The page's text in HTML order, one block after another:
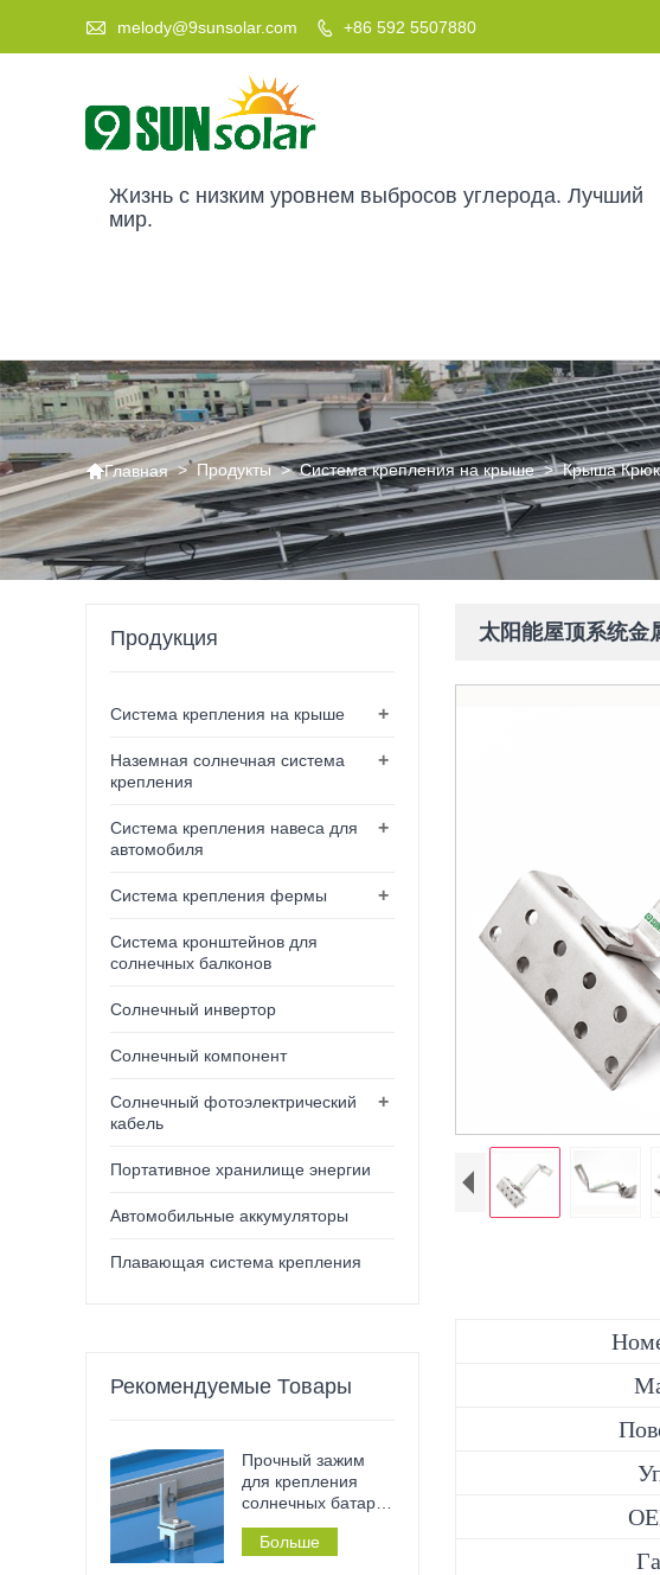
 melody@9sunsolar.com  +86 592 5507880
Жизнь с низким уровнем выбросов углерода. Лучший
мир.
Главная > Продукты > Система крепления на крыше > Крыша Крюк
太阳能屋顶系统金
Продукция
+
Система крепления на крыше
+
Наземная солнечная система
крепления
+
Система крепления навеса для
автомобиля
+
Система крепления фермы
Система кронштейнов для
солнечных балконов
Солнечный инвертор
Солнечный компонент
+
Солнечный фотоэлектрический
кабель
Портативное хранилище энергии
Автомобильные аккумуляторы
Плавающая система крепления
Рекомендуемые Товары
Прочный зажим
для крепления
солнечных батарей
– нержавеющий,
не требующий
Больше